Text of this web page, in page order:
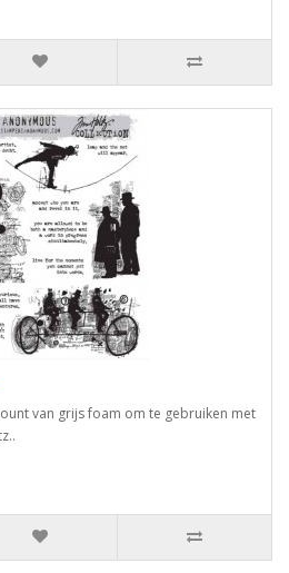
van grijs foam om te gebruiken met